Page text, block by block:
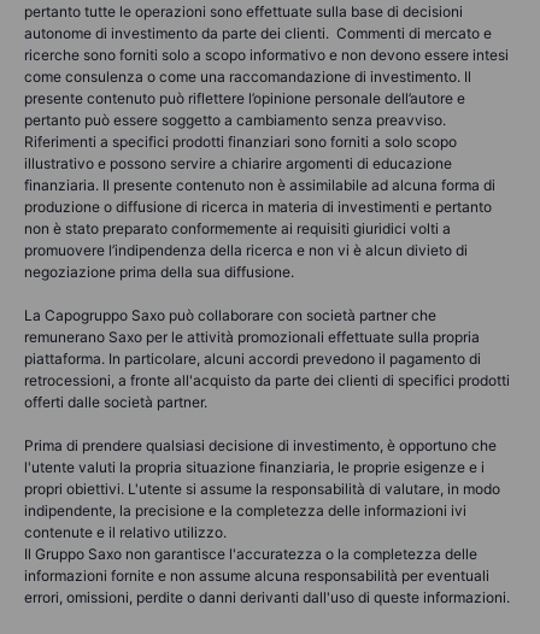
pertanto tutte le operazioni sono effettuate sulla base di decisioni
autonome di investimento da parte dei clienti. Commenti di mercato e
ricerche sono forniti solo a scopo informativo e non devono essere intesi
come consulenza o come una raccomandazione di investimento. Il
presente contenuto può riflettere l’opinione personale dell’autore e
pertanto può essere soggetto a cambiamento senza preavviso.
Riferimenti a specifici prodotti finanziari sono forniti a solo scopo
illustrativo e possono servire a chiarire argomenti di educazione
finanziaria. Il presente contenuto non è assimilabile ad alcuna forma di
produzione o diffusione di ricerca in materia di investimenti e pertanto
non è stato preparato conformemente ai requisiti giuridici volti a
promuovere l’indipendenza della ricerca e non vi è alcun divieto di
negoziazione prima della sua diffusione.
La Capogruppo Saxo può collaborare con società partner che
remunerano Saxo per le attività promozionali effettuate sulla propria
piattaforma. In particolare, alcuni accordi prevedono il pagamento di
retrocessioni, a fronte all'acquisto da parte dei clienti di specifici prodotti
offerti dalle società partner.
Prima di prendere qualsiasi decisione di investimento, è opportuno che
l'utente valuti la propria situazione finanziaria, le proprie esigenze e i
propri obiettivi. L'utente si assume la responsabilità di valutare, in modo
indipendente, la precisione e la completezza delle informazioni ivi
contenute e il relativo utilizzo.
Il Gruppo Saxo non garantisce l'accuratezza o la completezza delle
informazioni fornite e non assume alcuna responsabilità per eventuali
errori, omissioni, perdite o danni derivanti dall'uso di queste informazioni.